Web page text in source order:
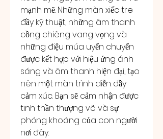
mạnh mẽ. Những màn xiếc tre
đầy kỹ thuật, những âm thanh
cồng chiêng vang vọng và
những điệu múa uyển chuyển
được kết hợp với hiệu ứng ánh
sáng và âm thanh hiện đại, tạo
nên một màn trình diễn đầy
cảm xúc. Bạn sẽ cảm nhận được
tinh thần thượng võ và sự
phóng khoáng của con người
nơi đây.